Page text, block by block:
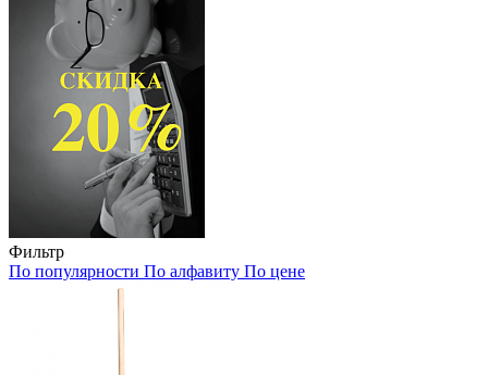
Фильтр
По популярности По алфавиту По цене